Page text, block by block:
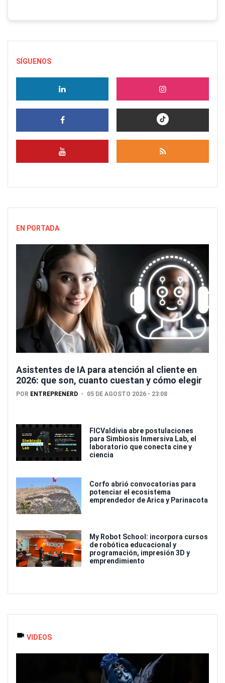
SÍGUENOS
EN PORTADA
Asistentes de IA para atención al cliente en
2026: que son, cuanto cuestan y cómo elegir
POR ENTREPRENERD 05 DE AGOSTO 2026 - 23:08
FICValdivia abre postulaciones
para Simbiosis Inmersiva Lab, el
laboratorio que conecta cine y
ciencia
Corfo abrió convocatorias para
potenciar el ecosistema
emprendedor de Arica y Parinacota
My Robot School: incorpora cursos
de robótica educacional y
programación, impresión 3D y
emprendimiento
VIDEOS